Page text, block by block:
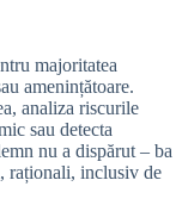
majoritatea
amenințătoare.
analiza riscurile
sau detecta
nu a dispărut – ba
raționali, inclusiv de